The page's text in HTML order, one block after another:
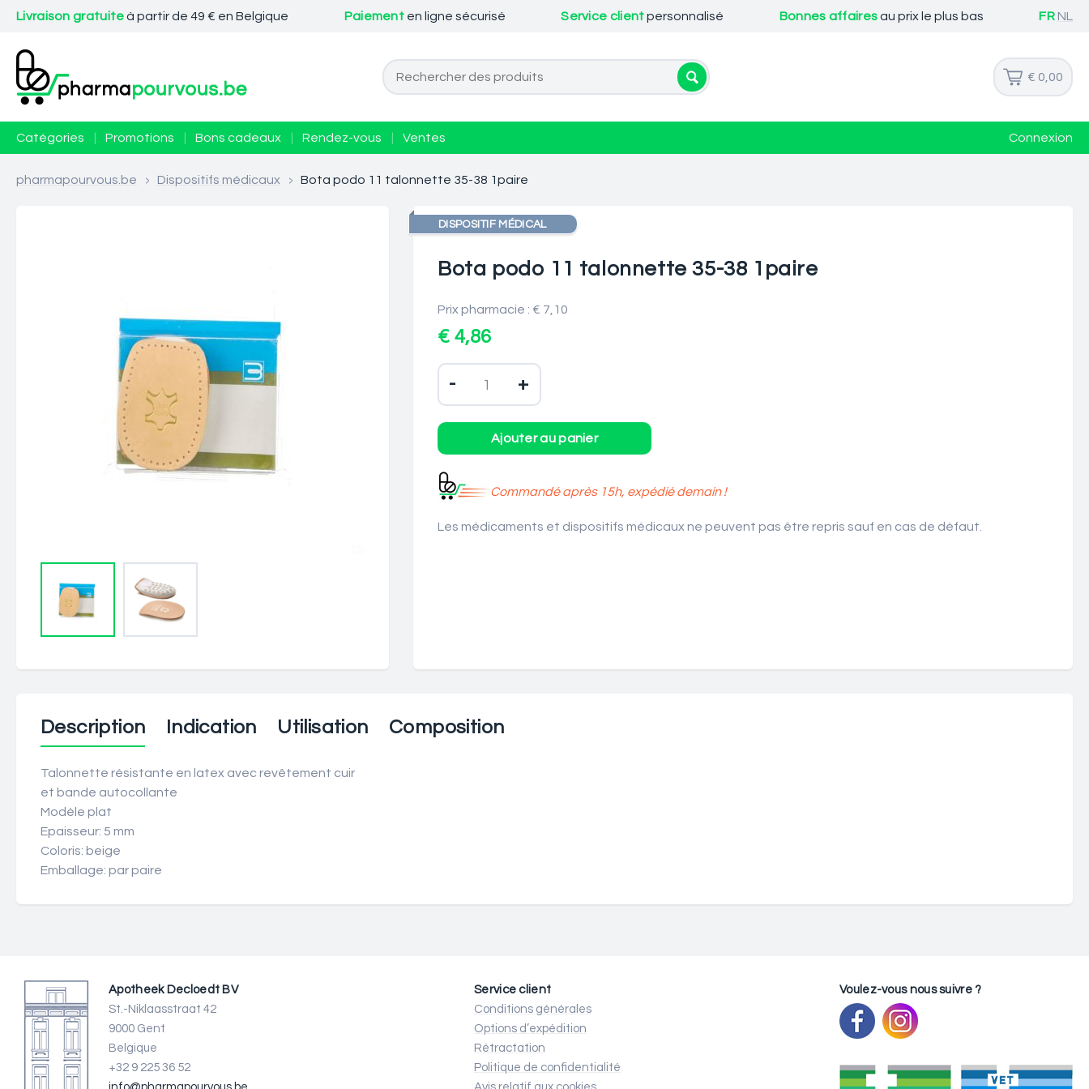
Livraison gratuiteà partir de 49 € en Belgique Paiement en ligne sécurisé Service clientpersonnalisé Bonnes affairesau prix le plus bas FR NL
€ 0,00
Catégories Promotions Bons cadeaux Rendez-vous Ventes Connexion
pharmapourvous.be > Dispositifs médicaux > Bota podo 11 talonnette 35-38 1paire
DISPOSITIF MÉDICAL
Bota podo 11 talonnette 35-38 1paire
Prix pharmacie : € 7,10
€ 4,86
- +
Commandé après 15h, expédié demain !
Les médicaments et dispositifs médicaux ne peuvent pas être repris sauf en cas de défaut.
Description Indication Utilisation Composition
Talonnette résistante en latex avec revêtement cuir
et bande autocollante
Modèle plat
Epaisseur: 5 mm
Coloris: beige
Emballage: par paire
Apotheek Decloedt BV
St.-Niklaasstraat 42
9000 Gent
Belgique
+32 9 225 36 52
Service client
Conditions générales
Options d’expédition
Rétractation
Politique de confidentialité
Voulez-vous nous suivre ?